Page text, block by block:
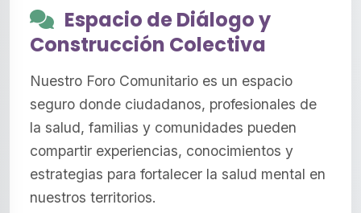
Espacio de Diálogo y
Construcción Colectiva
Nuestro Foro Comunitario es un espacio
seguro donde ciudadanos, profesionales de
la salud, familias y comunidades pueden
compartir experiencias, conocimientos y
estrategias para fortalecer la salud mental en
nuestros territorios.